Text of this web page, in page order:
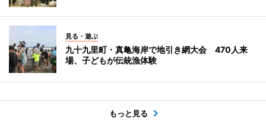
見る・遊ぶ
九十九里町・真亀海岸で地引き網大会 470人来
場、子どもが伝統漁体験
もっと見る